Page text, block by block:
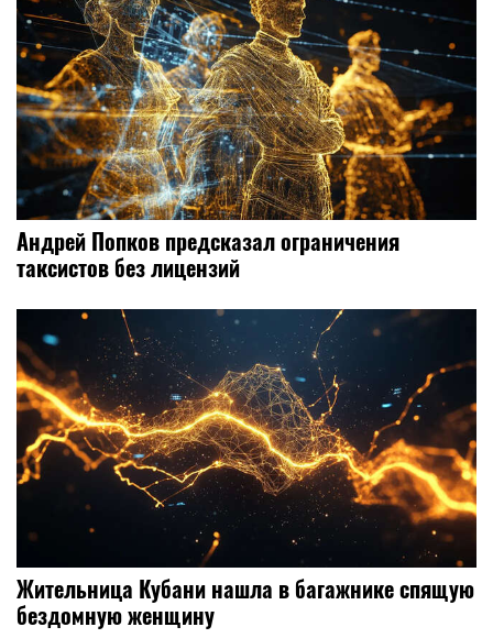
Андрей Попков предсказал ограничения
таксистов без лицензий
Жительница Кубани нашла в багажнике спящую
бездомную женщину